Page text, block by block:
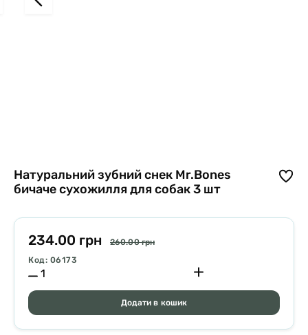
Натуральний зубний снек Mr.Bones
бичаче сухожилля для собак 3 шт
234.00 грн
260.00 грн
Код: 06173
Додати в кошик